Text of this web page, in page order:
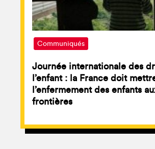
Communiqués
Journée internationale des
l’enfant : la France doit
l’enfermement des enfants
frontières